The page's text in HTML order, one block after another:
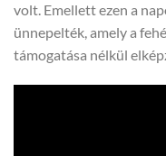
volt. Emellett ezen a
ünnepelték, amely a
támogatása nélkül